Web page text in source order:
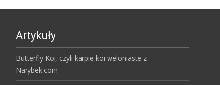
Artykuły
Butterfly Koi, czyli karpie koi weloniaste z
Narybek.com